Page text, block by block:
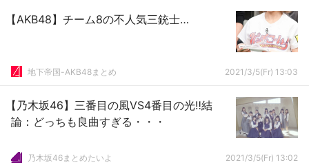
【AKB48】チーム8の不人気三銃士…
地下帝国-AKB48まとめ 2021/3/5(Fr) 13:03
【乃木坂46】三番目の風VS4番目の光‼結
論：どっちも良曲すぎる・・・
乃木坂46まとめたいよ 2021/3/5(Fr) 13:02